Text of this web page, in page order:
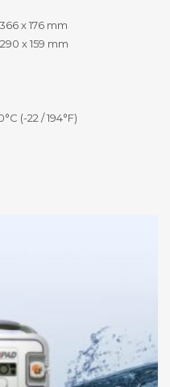
x 176 mm
x 159 mm
(-22 / 194°F)